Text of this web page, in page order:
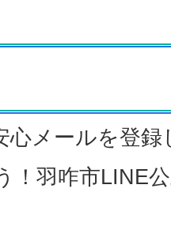
心メールを登録
！羽咋市LINE